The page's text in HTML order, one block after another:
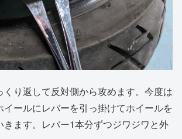
くり返して反対側から攻めます。今度は
イールにレバーを引っ掛けてホイールを
きます。レバー1本分ずつジワジワと外